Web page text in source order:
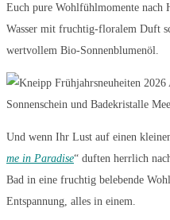
Euch pure Wohlfühlmomente nach
Wasser mit fruchtig-floralem Duft
wertvollem Bio-Sonnenblumenöl.
Und wenn Ihr Lust auf einen
me in Paradise“ duften herrlich
Bad in eine fruchtig belebende
Entspannung, alles in einem.